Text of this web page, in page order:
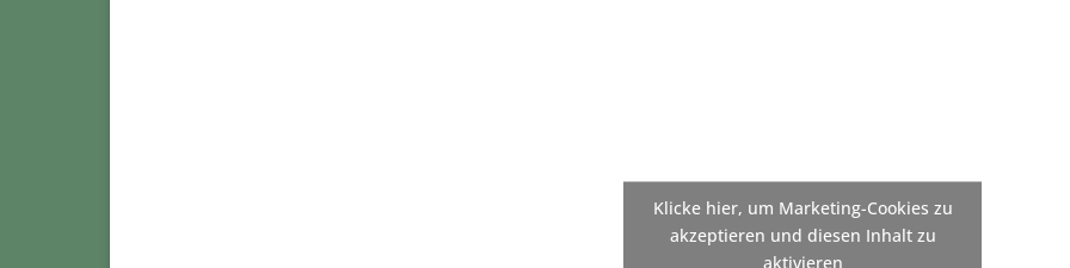
Klicke hier, um Marketing-Cookies zu
akzeptieren und diesen Inhalt zu
aktivieren